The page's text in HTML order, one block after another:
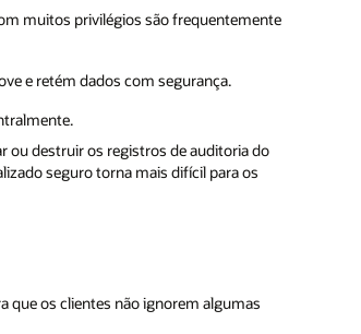
muitos privilégios são frequentemente
e retém dados com segurança.
ou destruir os registros de auditoria do
seguro torna mais difícil para os
que os clientes não ignorem algumas